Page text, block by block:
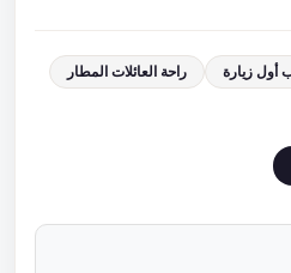
زيارة
راحة العائلات المطار